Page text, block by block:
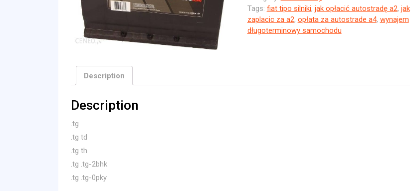
Tags: fiat tipo silniki, jak opłacić autostradę a2, jak
zaplacic za a2, opłata za autostrade a4, wynajem
długoterminowy samochodu
Description
Description
.tg
.tg td
.tg th
.tg .tg-2bhk
.tg .tg-0pky